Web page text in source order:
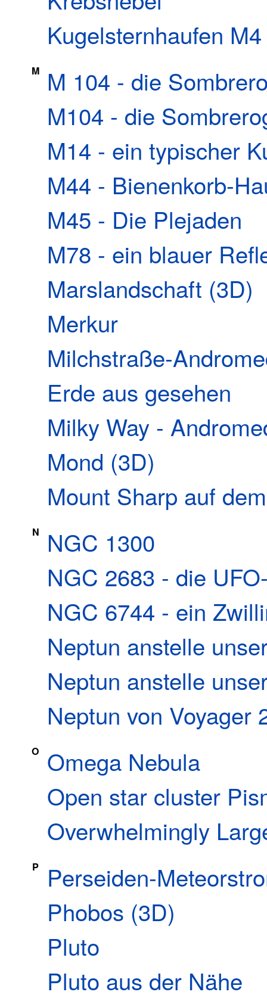
Kugelsternhaufen M4
M
M 104 - die
M104 - die
M14 - ein typischer
M44 - Bienenkorb-
M45 - Die Plejaden
M78 - ein blauer
Marslandschaft (3D)
Merkur
Milchstraße-
Erde aus gesehen
Milky Way -
Mond (3D)
Mount Sharp auf
N
NGC 1300
NGC 2683 - die
NGC 6744 - ein
Neptun anstelle
Neptun anstelle
Neptun von Voyager
O
Omega Nebula
Open star cluster
Overwhelmingly
P
Perseiden-
Phobos (3D)
Pluto
Pluto aus der Nähe